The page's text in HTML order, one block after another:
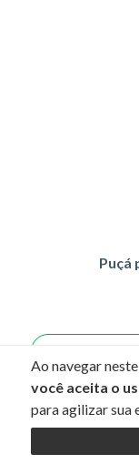
Ao navegar
você aceita o
para agilizar sua
Puçá